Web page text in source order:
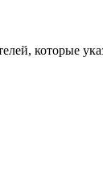
которые